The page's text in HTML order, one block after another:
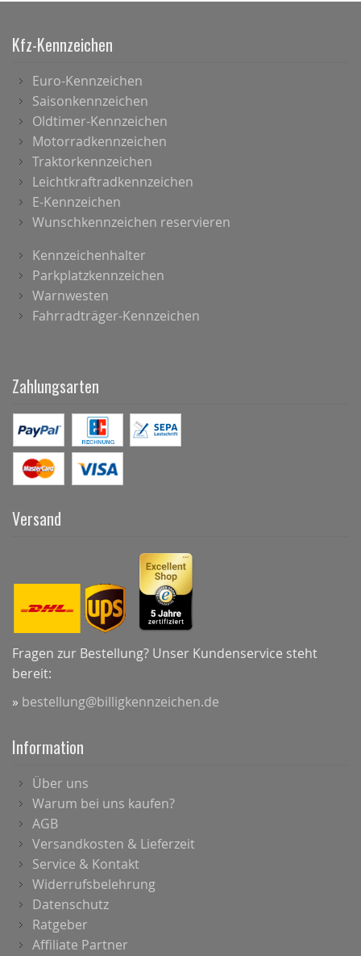
Kfz-Kennzeichen
Euro-Kennzeichen
Saisonkennzeichen
Oldtimer-Kennzeichen
Motorradkennzeichen
Traktorkennzeichen
Leichtkraftradkennzeichen
E-Kennzeichen
Wunschkennzeichen reservieren
Kennzeichenhalter
Parkplatzkennzeichen
Warnwesten
Fahrradträger-Kennzeichen
Zahlungsarten
Versand
Fragen zur Bestellung? Unser Kundenservice steht
bereit:
» bestellung@billigkennzeichen.de
Information
Über uns
Warum bei uns kaufen?
AGB
Versandkosten & Lieferzeit
Service & Kontakt
Widerrufsbelehrung
Datenschutz
Ratgeber
Affiliate Partner